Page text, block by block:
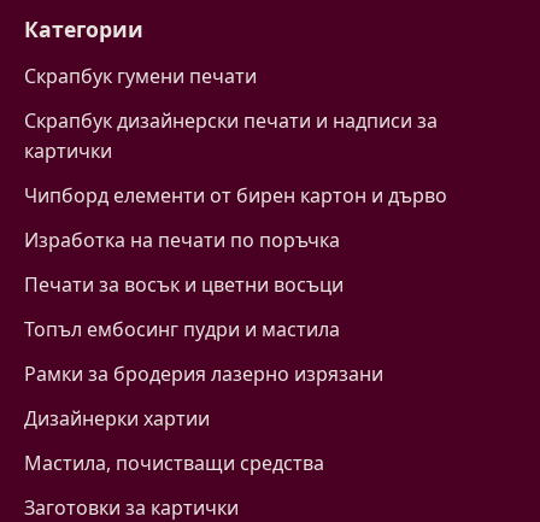
Категории
Скрапбук гумени печати
Скрапбук дизайнерски печати и надписи за
картички
Чипборд елементи от бирен картон и дърво
Изработка на печати по поръчка
Печати за восък и цветни восъци
Топъл ембосинг пудри и мастила
Рамки за бродерия лазерно изрязани
Дизайнерки хартии
Mастила, почистващи средства
Заготовки за картички